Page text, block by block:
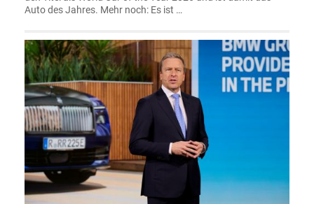
Auto des Jahres. Mehr noch: Es ist …